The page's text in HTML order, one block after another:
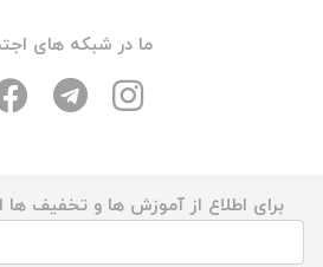
ما در شبکه های
برای اطلاع از آموزش ها و تخفیف ها